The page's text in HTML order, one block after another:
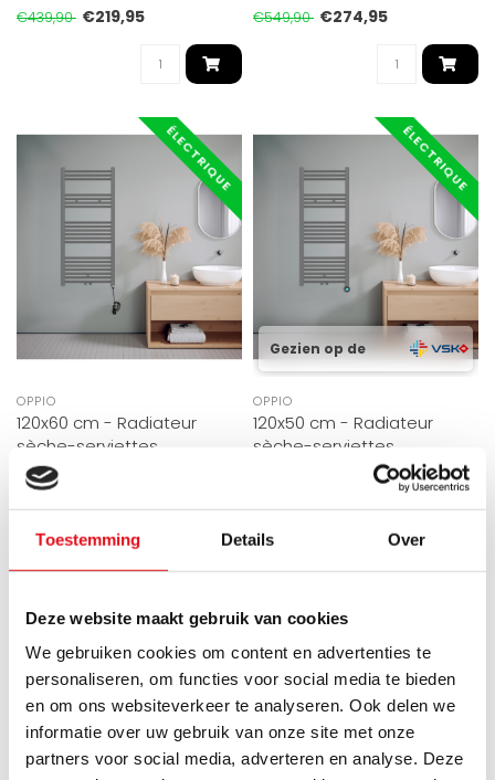
Toestemming Details Over
Deze website maakt gebruik van cookies
We gebruiken cookies om content en advertenties te
personaliseren, om functies voor social media te bieden
en om ons websiteverkeer te analyseren. Ook delen we
informatie over uw gebruik van onze site met onze
partners voor social media, adverteren en analyse. Deze
€439,90 €219,95
€549,90 €274,95
ÉLECTRIQUE
OPPIO
120x60 cm - Radiateur
sèche-serviettes
électrique Oppio E-Basic
Anthracite Mat (Ral 7016)
794 Watt
Le radiateur électrique de
est la forme de chauffag..
Commandé avant 15h00
expédié aujourd'hui.
€449,90 €224,95
ÉLECTRIQUE
Gezien op de
OPPIO
120x50 cm - Radiateur
sèche-serviettes
électrique Oppio ECO
Anthracite d'O..
Commandé avant 15h00
expédié aujourd'hui.
€459,90 €229,95